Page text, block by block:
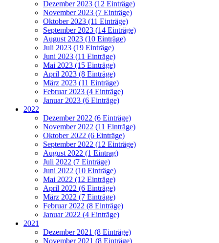
Dezember 2023 (12 Einträge)
November 2023 (7 Einträge)
Oktober 2023 (11 Einträge)
September 2023 (14 Einträge)
August 2023 (10 Einträge)
Juli 2023 (19 Einträge)
Juni 2023 (11 Einträge)
Mai 2023 (15 Einträge)
April 2023 (8 Einträge)
März 2023 (11 Einträge)
Februar 2023 (4 Einträge)
Januar 2023 (6 Einträge)
2022
Dezember 2022 (6 Einträge)
November 2022 (11 Einträge)
Oktober 2022 (6 Einträge)
September 2022 (12 Einträge)
August 2022 (1 Eintrag)
Juli 2022 (7 Einträge)
Juni 2022 (10 Einträge)
Mai 2022 (12 Einträge)
April 2022 (6 Einträge)
März 2022 (7 Einträge)
Februar 2022 (8 Einträge)
Januar 2022 (4 Einträge)
2021
Dezember 2021 (8 Einträge)
November 2021 (8 Einträge)